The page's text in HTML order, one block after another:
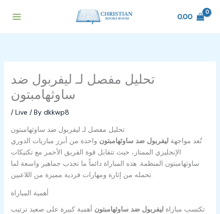
0.00
تحليل مفصل لـ ليفربول ضد
ساوثهامبتون
/ Live / By dkkwp8
تحليل مفصل لـ ليفربول ضد ساوثهامبتون
تُعد مواجهةليفربول ضد ساوثهامبتون واحدة من أبرز مباريات الدوري
الإنجليزي الممتاز، حيث تتقابل قوة الفريق الأحمر مع تكتيكات
ساوثهامبتون المنظمة. هذه المباراة دائماً ما تجذب جماهير واسعة لما
تحمله من إثارة ومهارات فردية مميزة من اللاعبين.
أهمية المباراة
تكتسب مباراةليفربول ضد ساوثهامبتون أهمية كبيرة على صعيد ترتيب